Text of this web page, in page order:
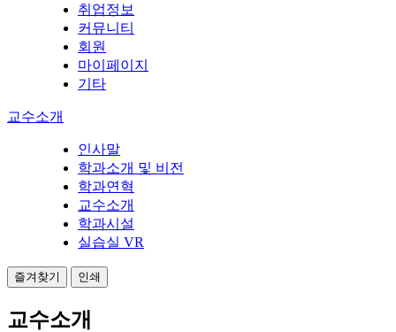
취업정보
커뮤니티
회원
마이페이지
기타
교수소개
인사말
학과소개 및 비전
학과연혁
교수소개
학과시설
실습실 VR
즐겨찾기 인쇄
교수소개